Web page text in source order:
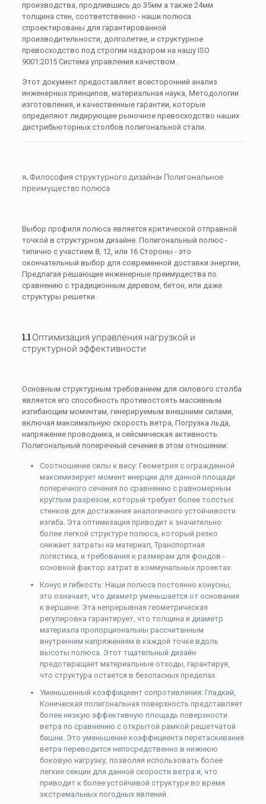
производства, продлившись до 35мм а также 24мм
толщина стен, соответственно - наши полюса
спроектированы для гарантированной
производительности, долголетие, и структурное
превосходство под строгим надзором на нашу ISO
9001:2015 Система управления качеством.
Этот документ предоставляет всесторонний анализ
инженерных принципов, материальная наука, Методологии
изготовления, и качественные гарантии, которые
определяют лидирующее рыночное превосходство наших
дистрибьюторных столбов полигональной стали.
я. Философия структурного дизайна: Полигональное
преимущество полюса
Выбор профиля полюса является критической отправной
точкой в ​​структурном дизайне. Полигональный полюс -
типично с участием 8, 12, или 16 Стороны - это
окончательный выбор для современной доставки энергии,
Предлагая решающие инженерные преимущества по
сравнению с традиционным деревом, бетон, или даже
структуры решетки.
1.1 Оптимизация управления нагрузкой и
структурной эффективности
Основным структурным требованием для силового столба
является его способность противостоять массивным
изгибающим моментам, генерируемым внешними силами,
включая максимальную скорость ветра, Погрузка льда,
напряжение проводника, и сейсмическая активность.
Полигональный поперечный сечение в этом отношении:
Соотношение силы к весу: Геометрия с огражденной
максимизирует момент инерции для данной площади
поперечного сечения по сравнению с равномерным
круглым разрезом, который требует более толстых
стенков для достижения аналогичного устойчивости
изгиба. Эта оптимизация приводит к значительно
более легкой структуре полюса, который резко
снижает затраты на материал, Транспортная
логистика, и требования к размерам для фондов -
основной фактор затрат в коммунальных проектах.
Конус и гибкость: Наши полюса постоянно конусны,
это означает, что диаметр уменьшается от основания
к вершине. Эта непрерывная геометрическая
регулировка гарантирует, что толщина и диаметр
материала пропорциональны рассчитанным
внутренним напряжениям в каждой точке вдоль
высоты полюса. Этот тщательный дизайн
предотвращает материальные отходы, гарантируя,
что структура остается в безопасных пределах.
Уменьшенный коэффициент сопротивления: Гладкий,
Коническая полигональная поверхность представляет
более низкую эффективную площадь поверхности
ветра по сравнению с открытой рамкой решетчатой ​​
башни. Это уменьшение коэффициента перетаскивания
ветра переводится непосредственно в нижнюю
боковую нагрузку, позволяя использовать более
легкие секции для данной скорости ветра и, что
приводит к более устойчивой структуре во время
экстремальных погодных явлений.